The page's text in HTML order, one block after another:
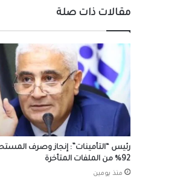
مقالات ذات صلة
رئيس “التأمينات”: إنجاز وصرف
92% من الملفات المتأخرة
منذ يومين